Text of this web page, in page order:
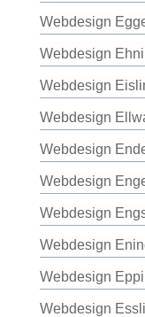
Webdesign
Webdesign
Webdesign
Webdesign
Webdesign
Webdesign
Webdesign
Webdesign
Webdesign
Webdesign